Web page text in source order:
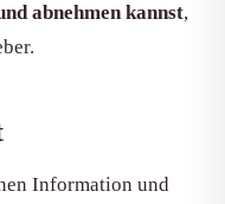
abnehmen kannst,
Information und